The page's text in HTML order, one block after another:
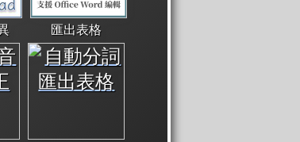
匯出表格